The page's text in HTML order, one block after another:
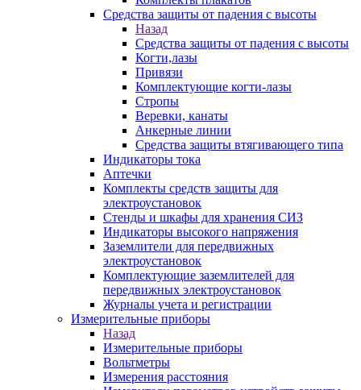
Средства защиты от падения с высоты
Назад
Средства защиты от падения с высоты
Когти,лазы
Привязи
Комплектующие когти-лазы
Стропы
Веревки, канаты
Анкерные линии
Средства защиты втягивающего типа
Индикаторы тока
Аптечки
Комплекты средств защиты для
электроустановок
Стенды и шкафы для хранения СИЗ
Индикаторы высокого напряжения
Заземлители для передвижных
электроустановок
Комплектующие заземлителей для
передвижных электроустановок
Журналы учета и регистрации
Измерительные приборы
Назад
Измерительные приборы
Вольтметры
Измерения расстояния